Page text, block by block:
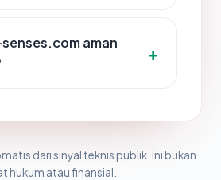
aman
dari sinyal teknis publik. Ini bukan
hukum atau finansial.